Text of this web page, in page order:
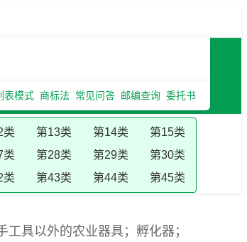
表模式 商标法 常见问答 邮编查询 委托书
类 第13类 第14类
第15类
类 第28类 第29类
第30类
类 第43类 第44类 第45类
具以外的农业器具；孵化器；